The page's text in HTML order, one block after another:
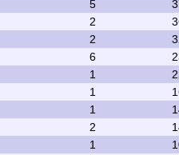
5
2
2
6
1
1
1
2
1